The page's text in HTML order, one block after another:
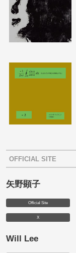
OFFICIAL SITE
矢野顕子
Official Site
X
Will Lee